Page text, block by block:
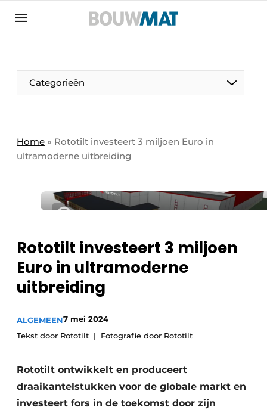
Aanmelden
Bedrijven
Bedrijven
Contact
Evenement aanmelden
Meest gelezen
Podcasts
Privacy / Cookie statement
Vacature aanmelden
Vacatures
Video’s
Categorieën
Home » Rototilt investeert 3 miljoen Euro in
ultramoderne uitbreiding
Rototilt investeert 3 miljoen
Euro in ultramoderne
uitbreiding
ALGEMEEN7 mei 2024
Tekst door Rototilt
Fotografie door Rototilt
Rototilt ontwikkelt en produceert
draaikantelstukken voor de globale markt en
investeert fors in de toekomst door zijn